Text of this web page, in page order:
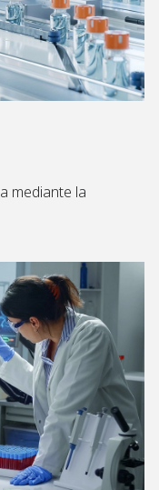
mediante la